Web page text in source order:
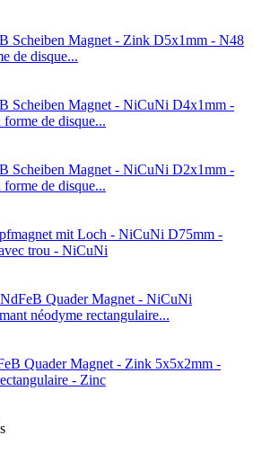
D5x1mm - N48
de disque...
D4x1mm -
de disque...
D2x1mm -
de disque...
D75mm -
trou - NiCuNi
néodyme rectangulaire...
5x5x2mm -
- Zinc